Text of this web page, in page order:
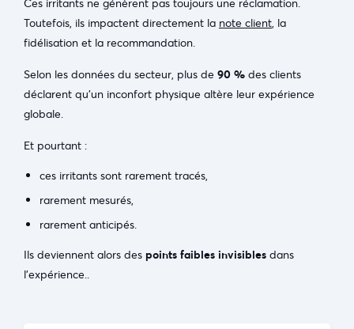
Toutefois, ils impactent directement la note client , la
fidélisation et la recommandation.
Selon les données du secteur, plus de 90 % des clients
déclarent qu’un inconfort physique altère leur expérience
globale.
Et pourtant :
ces irritants sont rarement tracés,
rarement mesurés,
rarement anticipés.
Ils deviennent alors des points faibles invisibles dans
l’expérience..